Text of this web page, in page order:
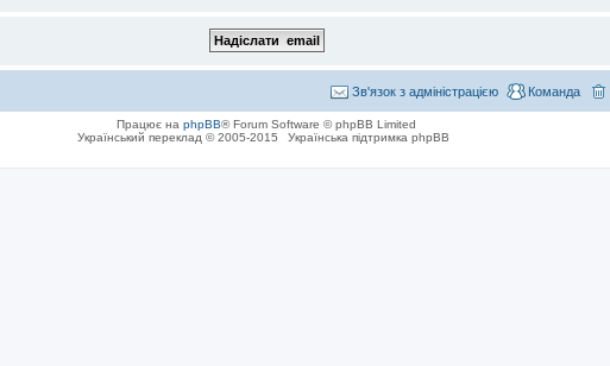
Команда
Зв'язок з адміністрацією
Працює на phpBB® Forum Software © phpBB Limited
Український переклад © 2005-2015
Українська підтримка phpBB